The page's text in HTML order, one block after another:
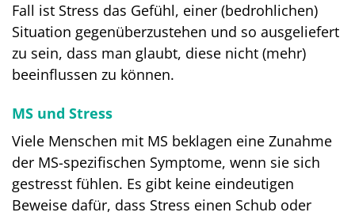
Fall ist Stress das Gefühl, einer (bedrohlichen)
Situation gegenüberzustehen und so ausgeliefert
zu sein, dass man glaubt, diese nicht (mehr)
beeinflussen zu können.
MS und Stress
Viele Menschen mit MS beklagen eine Zunahme
der MS-spezifischen Symptome, wenn sie sich
gestresst fühlen. Es gibt keine eindeutigen
Beweise dafür, dass Stress einen Schub oder